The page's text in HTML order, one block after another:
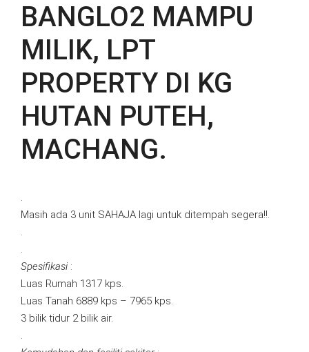
BANGLO2 MAMPU
MILIK, LPT
PROPERTY DI KG
HUTAN PUTEH,
MACHANG.
.
Masih ada 3 unit SAHAJA lagi untuk ditempah segera!!.
.
.
Spesifikasi:
Luas Rumah 1317 kps.
Luas Tanah 6889 kps – 7965 kps.
3 bilik tidur 2 bilik air.
.